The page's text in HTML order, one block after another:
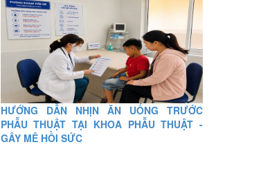
HƯỚNG DẪN NHỊN ĂN UỐNG TRƯỚC
PHẪU THUẬT TẠI KHOA PHẪU THUẬT -
GÂY MÊ HỒI SỨC